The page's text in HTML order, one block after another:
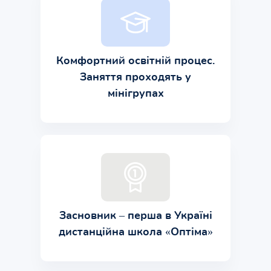
Комфортний освітній процес.
Заняття проходять у
мінігрупах
Засновник – перша в Україні
дистанційна школа «Оптіма»